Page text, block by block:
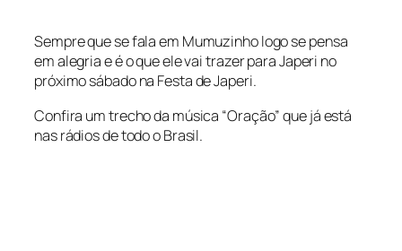
Sempre que se fala em Mumuzinho logo se pensa
em alegria e é o que ele vai trazer para Japeri no
próximo sábado na Festa de Japeri.
Confira um trecho da música “Oração” que já está
nas rádios de todo o Brasil.